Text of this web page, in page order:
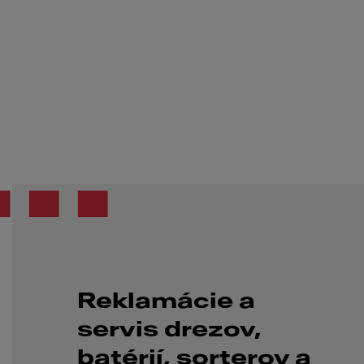
Reklamácie a
servis drezov,
batérií, sorterov a